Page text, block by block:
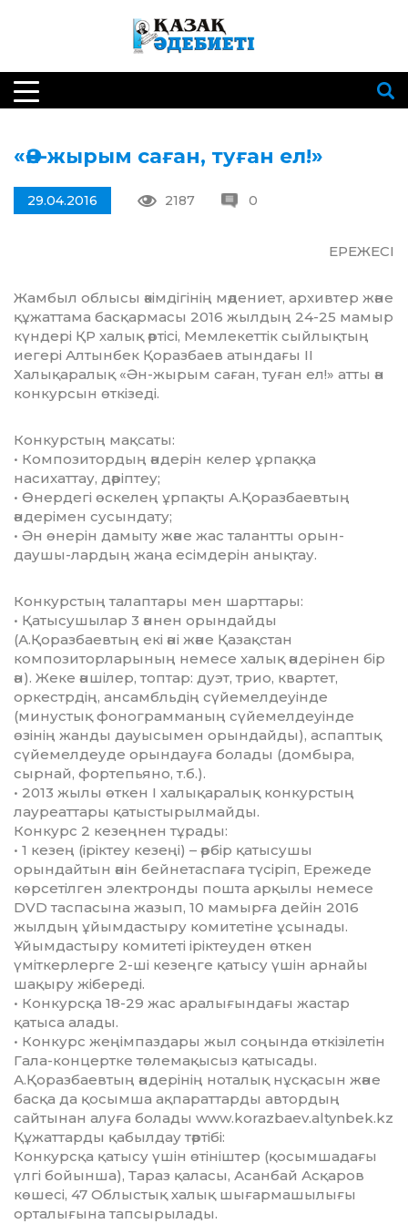
«Ән-жырым саған, туған ел!»
29.04.2016 2187 0
ЕРЕЖЕСІ
Жамбыл облысы әкімдігінің мәдениет, архивтер және
құжаттама басқармасы 2016 жылдың 24-25 мамыр
күндері ҚР халық әртісі, Мемлекеттік сыйлықтың
иегері Алтынбек Қоразбаев атындағы ІІ
Халықаралық «Ән-жырым саған, туған ел!» атты ән
конкурсын өткізеді.
Конкурстың мақсаты:
• Композитордың әндерін келер ұрпаққа
насихаттау, дәріптеу;
• Өнердегі өскелең ұрпақты А.Қоразбаевтың
әндерімен сусындату;
• Ән өнерін дамыту және жас талантты орын­
даушы-лардың жаңа есімдерін анықтау.
Конкурстың талаптары мен шарттары:
• Қатысушылар 3 әннен орындайды
(А.Қоразбаевтың екі әні және Қазақстан
композиторларының немесе халық әндерінен бір
ән). Жеке әншілер, топтар: дуэт, трио, квартет,
оркестрдің, ансамбльдің сүйемелдеуінде
(минустық фонограмманың сүйемелдеуінде
өзінің жанды дауысымен орындайды), аспаптық
сүйемелдеуде орындауға болады (домбыра,
сырнай, фортепьяно, т.б.).
• 2013 жылы өткен І халықаралық конкурстың
лауреаттары қатыстырылмайды.
Конкурс 2 кезеңнен тұрады:
• 1 кезең (іріктеу кезеңі) – әрбір қатысушы
орындайтын әнін бейнетаспаға түсіріп, Ережеде
көрсетілген электронды пошта арқылы немесе
DVD таспасына жазып, 10 ма­мыр­ға дейін 2016
жылдың ұйымдастыру комитетіне ұсы­нады.
Ұйымдастыру комитеті іріктеуден өткен
үміткерлерге 2-ші кезеңге қатысу үшін арнайы
шақыру жібереді.
• Конкурсқа 18-29 жас аралығындағы жастар
қатыса алады.
• Конкурс жеңімпаздары жыл соңында өткізілетін
Гала-концертке төлемақысыз қатысады.
А.Қоразбаевтың әндерінің ноталық нұсқасын және
басқа да қосымша ақпараттарды автордың
сайтынан алуға болады www.korazbaev.altynbek.kz
Құжаттарды қабылдау тәртібі:
Конкурсқа қатысу үшін өтініштер (қосымшадағы
үлгі бойынша), Тараз қаласы, Асанбай Асқаров
көшесі, 47 Облыстық халық шығармашылығы
орталығына ­тап­сырылады.